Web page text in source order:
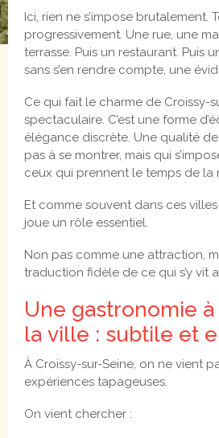
Ici, rien ne s’impose brutalement.
progressivement. Une rue, une
terrasse. Puis un restaurant. Puis
sans s’en rendre compte, une
Ce qui fait le charme de Croissy-
spectaculaire. C’est une forme
élégance discrète. Une qualité
pas à se montrer, mais qui
ceux qui prennent le temps de la
Et comme souvent dans ces
joue un rôle essentiel.
Non pas comme une attraction,
traduction fidèle de ce qui s’y vit
Une gastronomie à
la ville : subtile et
À Croissy-sur-Seine, on ne vient
expériences tapageuses.
On vient chercher :